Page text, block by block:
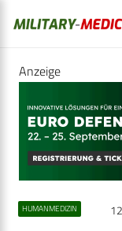
Anzeige
HUMANMEDIZIN